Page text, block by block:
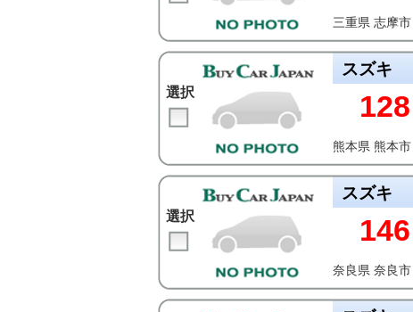
三重県 志摩市
選択
スズキ
128
熊本県 熊本市
選択
スズキ
146
奈良県 奈良市